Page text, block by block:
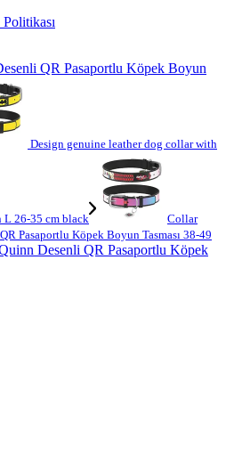
QR Pasaportlu Köpek Boyun
Design genuine leather dog collar with
L 26-35 cm black
Collar
Pasaportlu Köpek Boyun Tasması 38-49
Desenli QR Pasaportlu Köpek